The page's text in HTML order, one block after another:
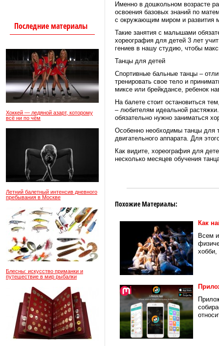
Последние материалы
Хоккей — ледяной азарт, которому
всё ни по чём
Летний балетный интенсив дневного
пребывания в Москве
Блесны: искусство приманки и
путешествие в мир рыбалки
Именно в дошкольном возрасте
освоения базовых знаний по
с окружающим миром и развития
Такие занятия с малышами
хореография для детей 3 лет
гениев в нашу студию, чтобы
Танцы для детей
Спортивные бальные танцы –
тренировать свое тело и
миксе или брейкдансе, ребенок
На балете стоит остановиться
– любителям идеальной
обязательно нужно заниматься
Особенно необходимы танцы для
двигательного аппарата. Для
Как видите, хореография для
несколько месяцев обучения
Похожие Материалы:
Как
Всем
хобби,